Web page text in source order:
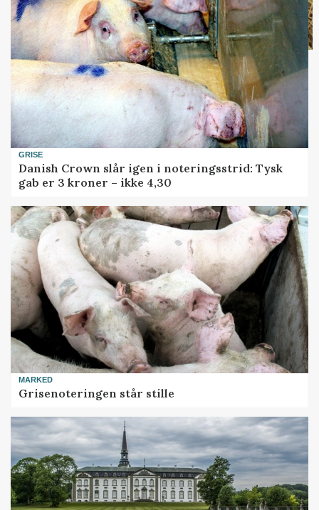
GRISE
Danish Crown slår igen i noteringsstrid: Tysk
gab er 3 kroner – ikke 4,30
MARKED
Grisenoteringen står stille